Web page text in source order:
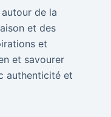
de la
et des
et
et savourer
authenticité et